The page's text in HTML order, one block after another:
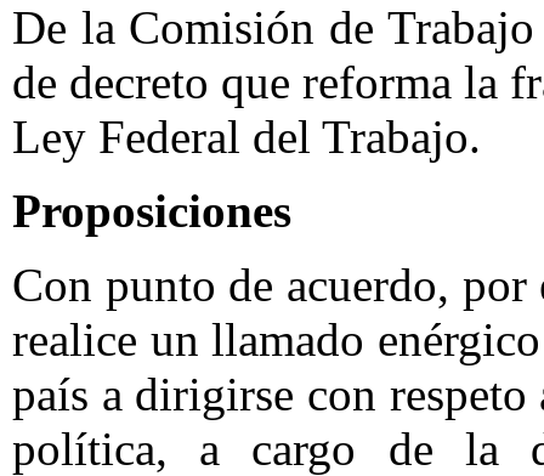
De la Comisión de
de decreto que reforma la
Ley Federal del Trabajo.
Proposiciones
Con punto de acuerdo, por
realice un llamado
país a dirigirse con
política, a cargo de la